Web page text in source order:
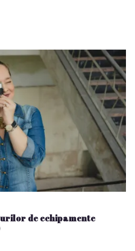
de echipamente